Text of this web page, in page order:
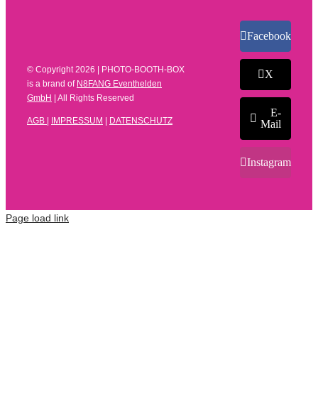
© Copyright2026 | PHOTO-BOOTH-BOX
is a brand of N8FANG Eventhelden
GmbH
| All Rights Reserved
AGB IMPRESSUM DATENSCHUTZ
Facebook
X
E-
Mail
Instagram
Page load link